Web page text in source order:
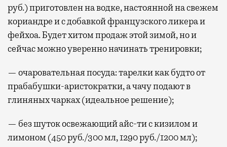
руб.) приготовлен на водке, настоянной на свежем
кориандре и с добавкой французского ликера и
фейхоа. Будет хитом продаж этой зимой, но и
сейчас можно уверенно начинать тренировки;
— очаровательная посуда: тарелки как будто от
прабабушки-аристократки, а чачу подают в
глиняных чарках (идеальное решение);
— без шуток освежающий айс-ти с кизилом и
лимоном (450 руб./300 мл, 1290 руб./1200 мл);